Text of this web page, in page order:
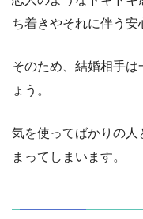
ち着きやそれに伴う安
そのため、結婚相手
ょう。
気を使ってばかりの
まってしまいます。